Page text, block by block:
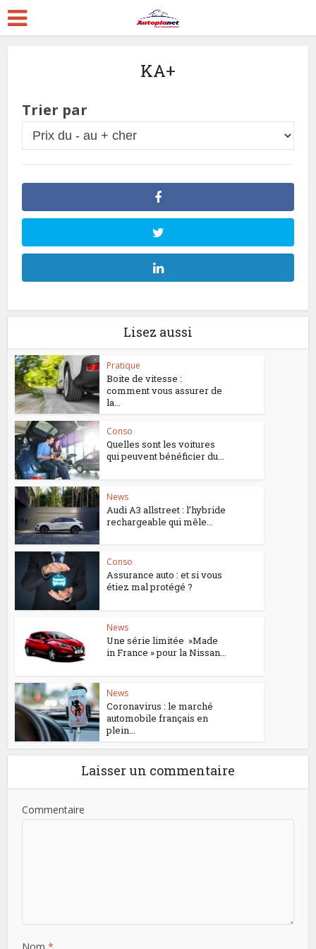
KA+
Trier par
Lisez aussi
Pratique
Boite de vitesse :
comment vous assurer de
la...
Conso
Quelles sont les voitures
qui peuvent bénéficier du...
News
Audi A3 allstreet : l’hybride
rechargeable qui mêle...
Conso
Assurance auto : et si vous
étiez mal protégé ?
News
Une série limitée »Made
in France » pour la Nissan...
News
Coronavirus : le marché
automobile français en
plein...
Laisser un commentaire
Commentaire
Nom*